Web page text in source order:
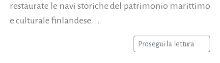
restaurate le navi storiche del patrimonio marittimo
e culturale finlandese. ...
Prosegui la lettura